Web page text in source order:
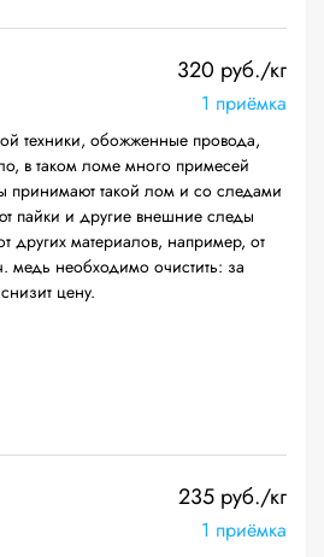
320 руб./кг
1 приёмка
техники, обожженные провода,
в таком ломе много примесей
принимают такой лом и со следами
пайки и другие внешние следы
других материалов, например, от
медь необходимо очистить: за
цену.
235 руб./кг
1 приёмка